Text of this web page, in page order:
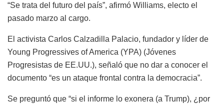
“Se trata del futuro del país”, afirmó Williams, electo el
pasado marzo al cargo.
El activista Carlos Calzadilla Palacio, fundador y líder de
Young Progressives of America (YPA) (Jóvenes
Progresistas de EE.UU.), señaló que no dar a conocer el
documento “es un ataque frontal contra la democracia”.
Se preguntó que “si el informe lo exonera (a Trump), ¿por